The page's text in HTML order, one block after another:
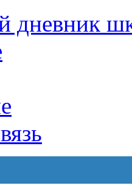
дневник